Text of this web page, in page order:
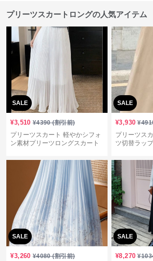
プリーツスカートロングの人気アイテム
SALE
¥3,510 ¥4390(割引前)
プリーツスカート 軽やかシフォ
ン素材プリーツロングスカート
SALE
¥3,930 ¥
プリーツス
ツ切替ラッ
SALE
¥3,260 ¥4080(割引前)
SALE
¥8,270 ¥